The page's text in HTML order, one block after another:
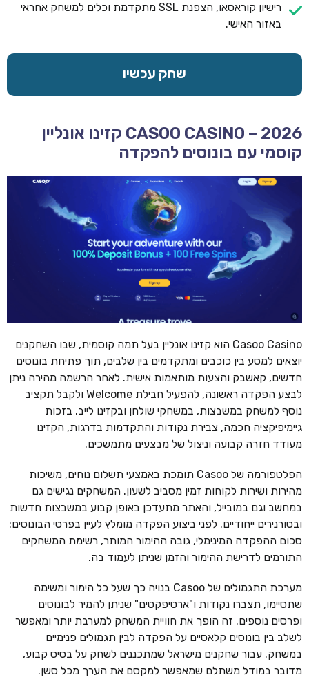
רישיון קוראסאו, הצפנת SSL מתקדמת וכלים למשחק אחראי
באזור האישי.
שחק עכשיו
CASOO CASINO – 2026 קזינו אונליין
קוסמי עם בונוסים להפקדה
Casoo Casino הוא קזינו אונליין בעל תמה קוסמית, שבו השחקנים
יוצאים למסע בין כוכבים ומתקדמים בין שלבים, תוך פתיחת בונוסים
חדשים, קאשבק והצעות מותאמות אישית. לאחר הרשמה מהירה ניתן
לבצע הפקדה ראשונה, להפעיל חבילת Welcome ולקבל תקציב
נוסף למשחק במשבצות, במשחקי שולחן ובקזינו לייב. בזכות
גיימיפיקציה חכמה, צבירת נקודות והתקדמות בדרגות, הקזינו
מעודד חזרה קבועה וניצול של מבצעים מתמשכים.
הפלטפורמה של Casoo תומכת באמצעי תשלום נוחים, משיכות
מהירות ושירות לקוחות זמין מסביב לשעון. המשחקים נגישים גם
במחשב וגם במובייל, והאתר מתעדכן באופן קבוע במשבצות חדשות
ובטורנירים ייחודיים. לפני ביצוע הפקדה מומלץ לעיין בפרטי הבונוסים:
סכום ההפקדה המינימלי, גובה ההימור המותר, רשימת המשחקים
התורמים לדרישת ההימור והזמן שניתן לעמוד בה.
מערכת התגמולים של Casoo בנויה כך שעל כל הימור ומשימה
שתסיימו, תצברו נקודות ו"ארטיפקטים" שניתן להמיר לבונוסים
ופרסים נוספים. זה הופך את חוויית המשחק למערבת יותר ומאפשר
לשלב בין בונוסים קלאסיים על הפקדה לבין תגמולים פנימיים
במשחק. עבור שחקנים מישראל שמתכננים לשחק על בסיס קבוע,
מדובר במודל משתלם שמאפשר למקסם את הערך מכל סשן.